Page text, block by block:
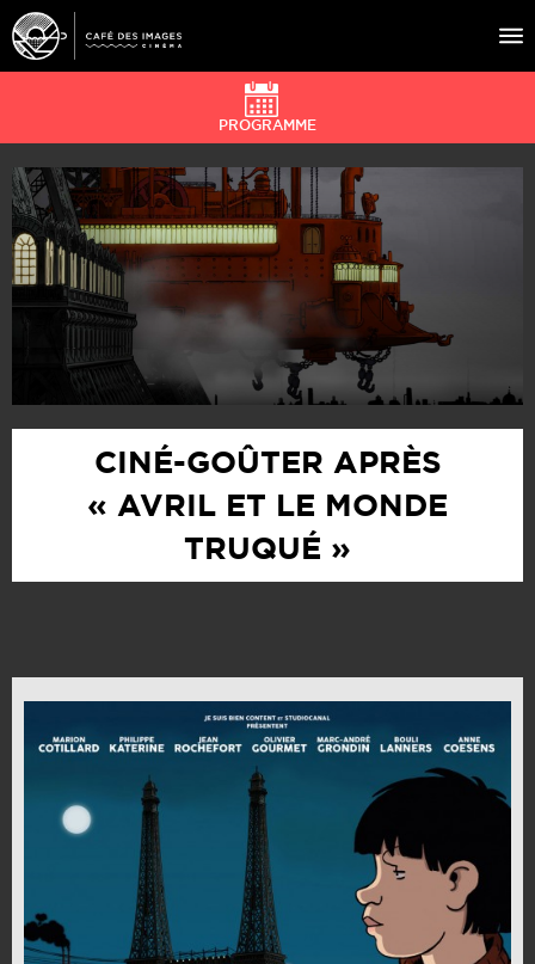
À L’AFFICHE
ÉVÉNEMENTS
CAFÉ DU CINÉ
PRATIQUE
ÉDUCATION AUX IMAGES
PROGRAMME
CINÉ-GOÛTER APRÈS
« AVRIL ET LE MONDE
TRUQUÉ »